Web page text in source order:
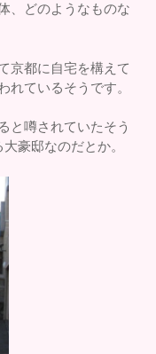
、どのようなものな
京都に自宅を構えて
れているそうです。
と噂されていたそう
豪邸なのだとか。